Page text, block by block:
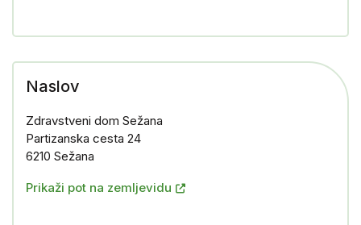
Naslov
Zdravstveni dom Sežana
Partizanska cesta 24
6210 Sežana
Prikaži pot na zemljevidu